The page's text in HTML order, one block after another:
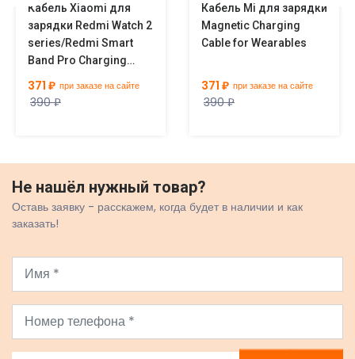
Кабель Xiaomi для
зарядки Redmi Watch 2
series/Redmi Smart
Band Pro Charging
371 ₽ при заказе на сайте
390 ₽
Кабель Mi для зарядки
Magnetic Charging
Cable for Wearables
371 ₽ при заказе на сайте
390 ₽
Не нашёл нужный товар?
Оставь заявку - расскажем, когда будет в наличии и как
заказать!